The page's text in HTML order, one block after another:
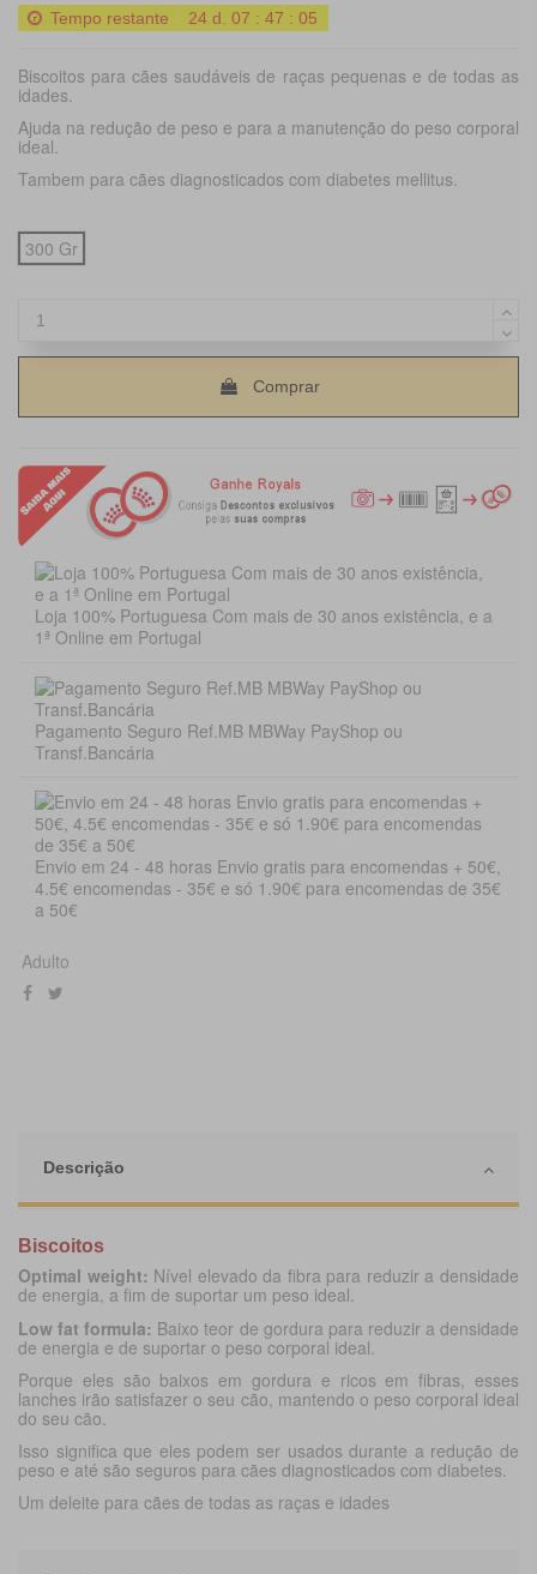
Tempo restante 24 d. 07 :47 :04
Biscoitos para cães saudáveis ​​de raças pequenas e de todas as
idades.
Ajuda na redução de peso e para a manutenção do peso corporal
ideal.
Tambem para cães diagnosticados com diabetes mellitus.
300 Gr
Comprar
Loja 100% Portuguesa Com mais de 30 anos existência, e a
1ª Online em Portugal
Pagamento Seguro Ref.MB MBWay PayShop ou
Transf.Bancária
Envio em 24 - 48 horas Envio gratis para encomendas + 50€,
4.5€ encomendas - 35€ e só 1.90€ para encomendas de 35€
a 50€
Adulto
Descrição
Biscoitos
Optimal weight: Nível elevado da fibra para reduzir a densidade
de energia, a fim de suportar um peso ideal.
Low fat formula: Baixo teor de gordura para reduzir a densidade
de energia e de suportar o peso corporal ideal.
Porque eles são baixos em gordura e ricos em fibras, esses
lanches irão satisfazer o seu cão, mantendo o peso corporal ideal
do seu cão.
Isso significa que eles podem ser usados durante a redução de
peso e até são seguros para cães diagnosticados com diabetes.
Um deleite para cães de todas as raças e idades